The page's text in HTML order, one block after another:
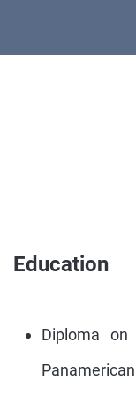
Education
Diploma on